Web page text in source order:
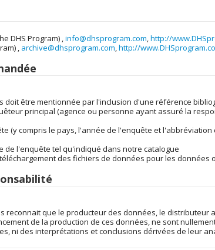
DHS Program) ,info@dhsprogram.com,http://
, archive@dhsprogram.com,http://
doit être mentionnée par l'inclusion d'une référence
principal (agence ou personne ayant assuré la
(y compris le pays, l'année de l'enquête et
de l'enquête tel qu'indiqué dans notre catalogue
des fichiers de données pour les données
reconnait que le producteur des données, le distributeur
de la production de ces données, ne sont
ni des interprétations et conclusions dérivées de leur